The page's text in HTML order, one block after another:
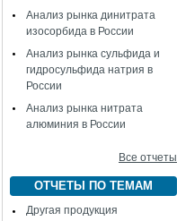
Анализ рынка динитрата
изосорбида в России
Анализ рынка сульфида и
гидросульфида натрия в
России
Анализ рынка нитрата
алюминия в России
Все отчеты
ОТЧЕТЫ ПО ТЕМАМ
Другая продукция